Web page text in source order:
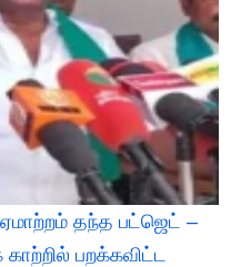
ஏமாற்றம் தந்த பட்ஜெட் –
பறக்கவிட்ட